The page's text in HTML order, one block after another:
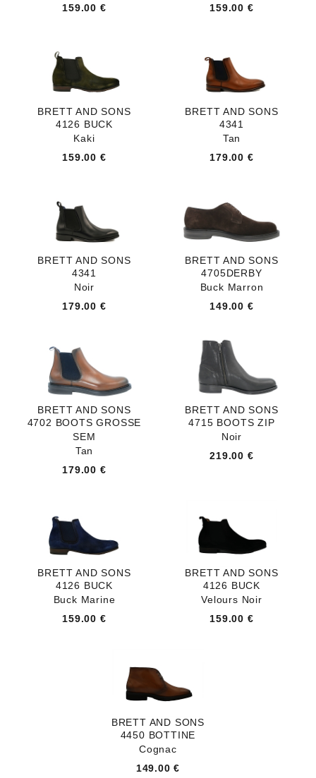
159.00 €
159.00 €
BRETT AND SONS
4126 BUCK
Kaki
159.00 €
BRETT AND SONS
4341
Tan
179.00 €
BRETT AND SONS
4341
Noir
179.00 €
BRETT AND SONS
4705DERBY
Buck Marron
149.00 €
BRETT AND SONS
4702 BOOTS GROSSE
SEM
Tan
179.00 €
BRETT AND SONS
4715 BOOTS ZIP
Noir
219.00 €
BRETT AND SONS
4126 BUCK
Buck Marine
159.00 €
BRETT AND SONS
4126 BUCK
Velours Noir
159.00 €
BRETT AND SONS
4450 BOTTINE
Cognac
149.00 €